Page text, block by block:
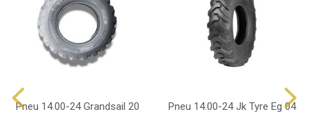
Pneu 14.00-24 Grandsail 20
Pneu 14.00-24 Jk Tyre Eg 04